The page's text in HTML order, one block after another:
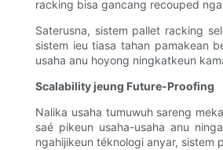
racking bisa gancang recouped
Saterusna, sistem pallet racking
sistem ieu tiasa tahan pamakean
usaha anu hoyong ningkatkeun
Scalability jeung Future-Proofing
Nalika usaha tumuwuh sareng
saé pikeun usaha-usaha anu
ngahijikeun téknologi anyar, sistem